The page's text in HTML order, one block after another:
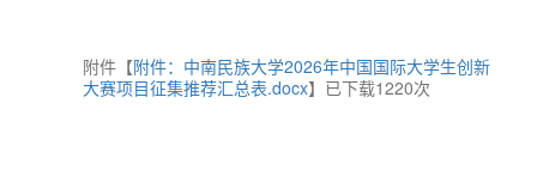
附件【附件：中南民族大学2026年中国国际大学生创新
大赛项目征集推荐汇总表.docx】已下载1220次